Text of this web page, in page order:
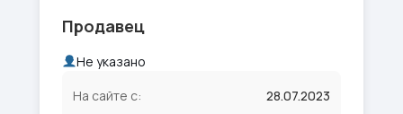
Продавец
Не указано
На сайте с:
28.07.2023